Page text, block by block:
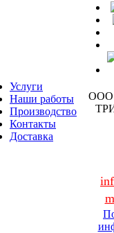
Услуги
Наши работы
Производство
Контакты
Доставка
ООО